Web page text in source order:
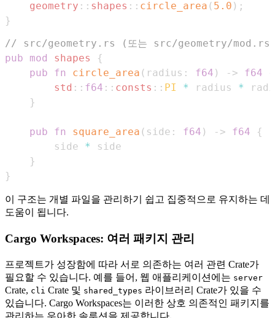
geometry :: shapes :: circle_area ( 5.0 ) ;
}
// src/geometry.rs (또는 src/geometry/
pub
mod shapes
{
pub
fn circle_area ( radius : f64 ) -> f64
std :: f64 :: consts :: PI * radius *
}
pub fn square_area ( side : f64 ) -> f64
{
        side
*
}
}
이 구조는 개별 파일을 관리하기 쉽고 집중적으로 유지하는 데
도움이 됩니다.
Cargo Workspaces: 여러 패키지 관리
프로젝트가 성장함에 따라 서로 의존하는 여러 관련 Crate가
필요할 수 있습니다. 예를 들어, 웹 애플리케이션에는 server
Crate, cli Crate 및 shared_types 라이브러리 Crate가 있을 수
있습니다. Cargo Workspaces는 이러한 상호 의존적인 패키지를
관리하는 우아한 솔루션을 제공합니다.